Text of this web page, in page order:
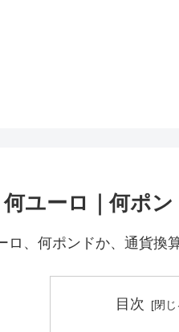
ユーロ｜何ポン
、何ポンドか、通貨換
目次